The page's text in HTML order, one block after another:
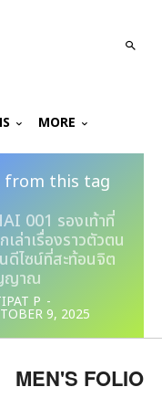
MORE
from this tag
001 รองเท้าที่
เล่าเรื่องราวตัวตน
ดีไซน์ที่สะท้อนจิต
ญาณ
P -
9, 2025
MEN'S FOLIO